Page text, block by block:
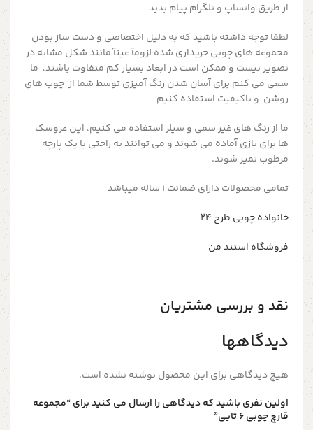
از طریق واتساپ و تلگرام پیام بدید
لطفا توجه داشته باشید که به دلیل اختصاصی و دست ساز بودن
مجموعه های چوبی خریداری شده لزومآ عینآ مانند شکل مشابه در
تصویر نیست و ممکن است در ابعاد بسیار کم متفاوت باشند، ما
سعی می کنم برای آسان شدن رنگ آمیزی توسط شما از چوب های
روشن و باکیفیت استفاده کنیم
ما از رنگ های غیر سمی و سیلر استفاده می کنیم، این عروسک
ها برای بازی آماده می شوند و می توانند به راحتی با یک پارچه
مرطوب تمیز شوند.
تمامی محصولات دارای ضمانت ۱ ساله میباشد
خانواده چوبی طرح ۲۴
فروشگاه استند من
نقد و بررسی مشتریان
دیدگاهها
هیچ دیدگاهی برای این محصول نوشته نشده است.
اولین نفری باشید که دیدگاهی را ارسال می کنید برای “مجموعه
قارچ چوبی ۶ تایی”